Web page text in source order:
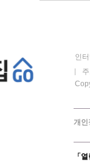
인
개인
「